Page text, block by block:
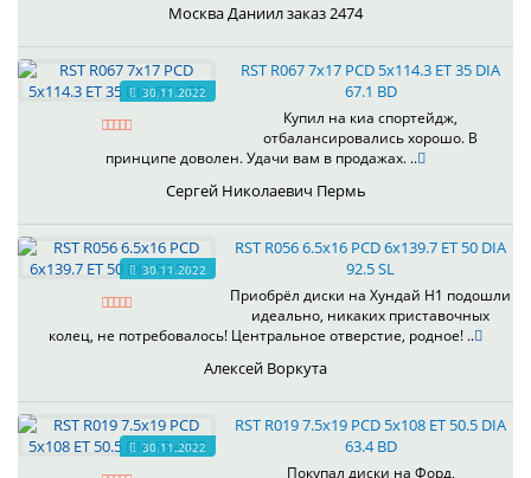
Москва Даниил заказ 2474
30.11.2022
RST R067 7x17 PCD 5x114.3 ET 35 DIA
67.1 BD
Купил на киа спортейдж,
отбалансировались хорошо. В
принципе доволен. Удачи вам в продажах. ..
Сергей Николаевич Пермь
30.11.2022
RST R056 6.5x16 PCD 6x139.7 ET 50 DIA
92.5 SL
Приобрёл диски на Хундай H1 подошли
идеально, никаких приставочных
колец, не потребовалось! Центральное отверстие, родное! ..
Алексей Воркута
30.11.2022
RST R019 7.5x19 PCD 5x108 ET 50.5 DIA
63.4 BD
Покупал диски на Форд,